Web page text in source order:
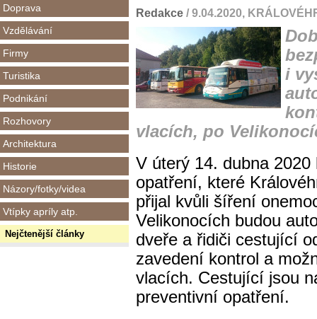
Doprava
Vzdělávání
Firmy
Turistika
Podnikání
Rozhovory
Architektura
Historie
Názory/fotky/videa
Vtípky apríly atp.
Nejčtenější články
Redakce / 9.04.2020,
i
vlacích, po
V úterý 14. dubna
opatření, které
přijal kvůli šíření
Velikonocích budou
dveře a řidiči cestující
zavedení kontrol a
vlacích. Cestující jsou
preventivní opatření.